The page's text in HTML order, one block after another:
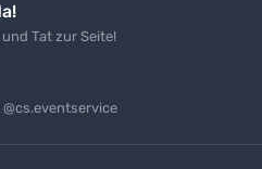
Tat zur Seite!